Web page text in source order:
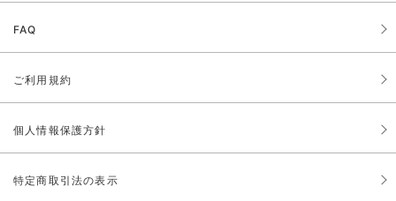
FAQ
ご利用規約
個人情報保護方針
特定商取引法の表示